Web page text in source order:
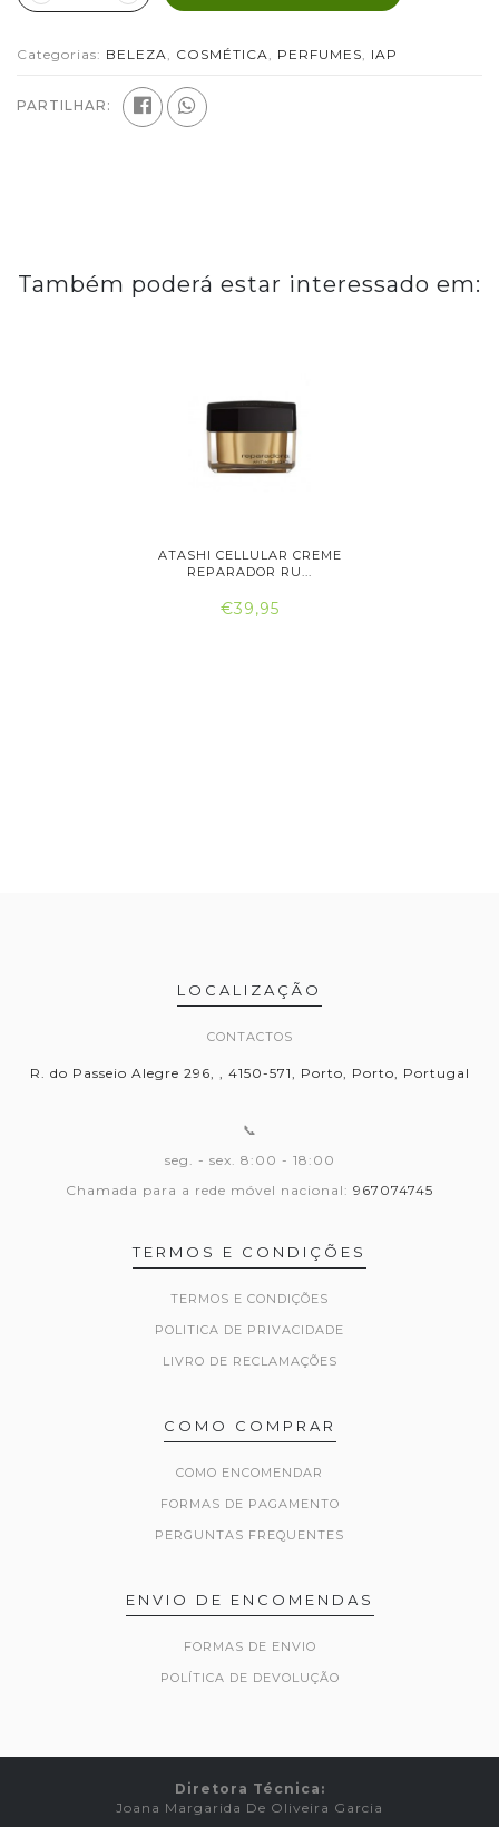
Categorias: BELEZA COSMÉTICA PERFUMES IAP
PARTILHAR:
Também poderá estar interessado em:
ATASHI CELLULAR CREME
REPARADOR RU...
€39,95
LOCALIZAÇÃO
CONTACTOS
R. do Passeio Alegre 296, , 4150-571, Porto, Porto, Portugal
📞
seg. - sex. 8:00 - 18:00
Chamada para a rede móvel nacional: 967074745
TERMOS E CONDIÇÕES
TERMOS E CONDIÇÕES
POLITICA DE PRIVACIDADE
LIVRO DE RECLAMAÇÕES
COMO COMPRAR
COMO ENCOMENDAR
FORMAS DE PAGAMENTO
PERGUNTAS FREQUENTES
ENVIO DE ENCOMENDAS
FORMAS DE ENVIO
POLÍTICA DE DEVOLUÇÃO
Diretora Técnica:
Joana Margarida De Oliveira Garcia